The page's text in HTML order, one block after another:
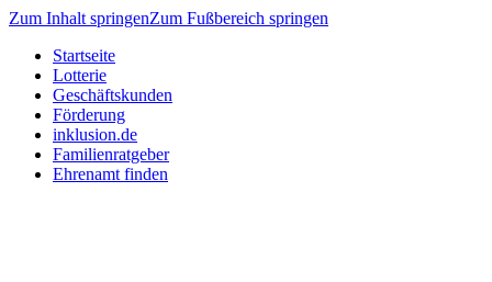
Zum Inhalt springenZum Fußbereich springen
Startseite
Lotterie
Geschäftskunden
Förderung
inklusion.de
Familienratgeber
Ehrenamt finden